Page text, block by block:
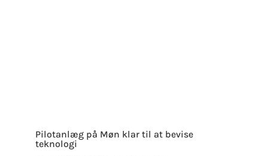
Pilotanlæg på Møn klar til at bevise
teknologi